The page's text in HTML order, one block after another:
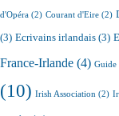
d'Opéra (2) Courant d'Eire (2)
(3) Ecrivains irlandais (3)
France-Irlande (4) Guide
(10) Irish Association (2)